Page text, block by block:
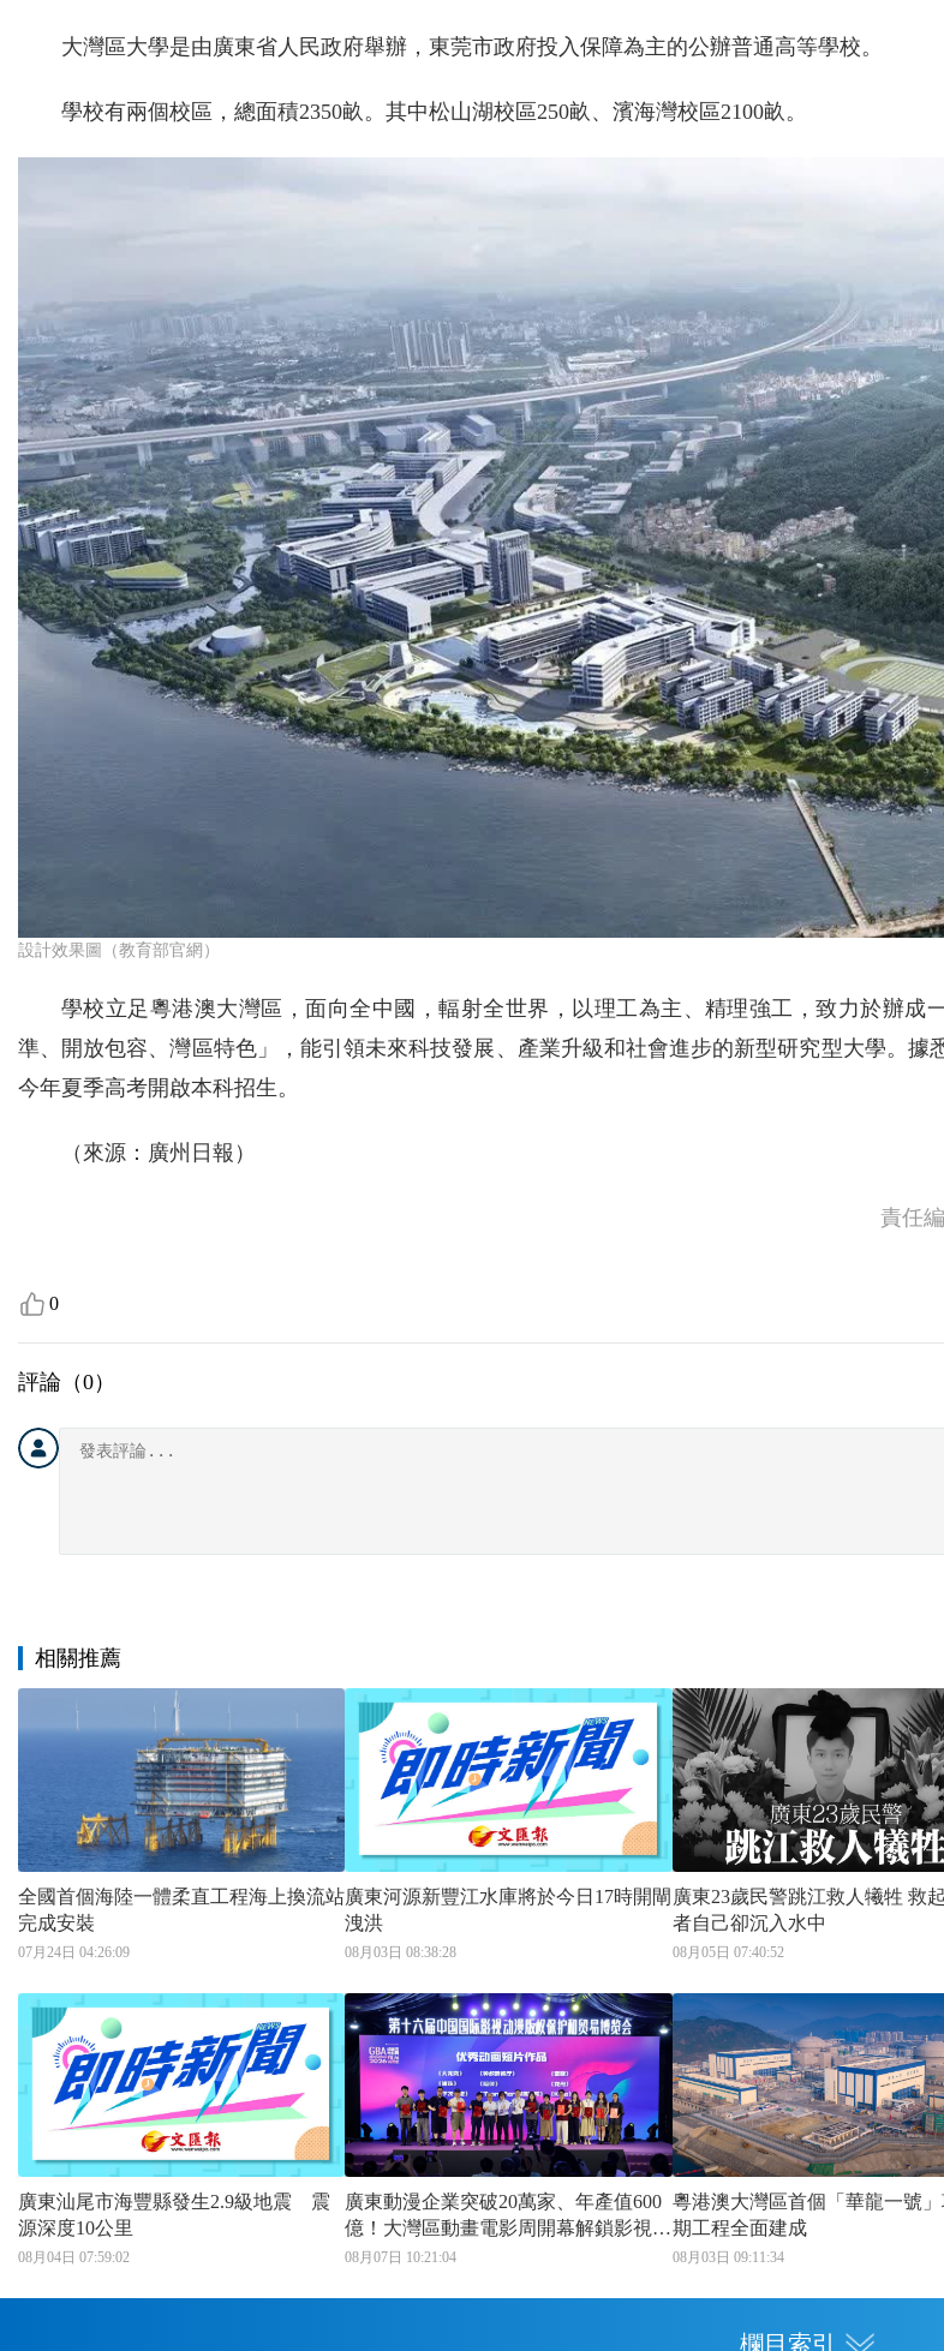
大灣區大學是由廣東省人民政府舉辦，東莞市政府投入保障為主的公辦普通高等學校。
學校有兩個校區，總面積2350畝。其中松山湖校區250畝、濱海灣校區2100畝。
設計效果圖（教育部官網）
學校立足粵港澳大灣區，面向全中國，輻射全世界，以理工為主、精理強工，致力於辦成
準、開放包容、灣區特色」，能引領未來科技發展、產業升級和社會進步的新型研究型大學。據
今年夏季高考開啟本科招生。
（來源：廣州日報）
責任
0
評論（0）
相關推薦
全國首個海陸一體柔直工程海上換流站
完成安裝
07月24日 04:26:09
廣東河源新豐江水庫將於今日17時開閘
洩洪
08月03日 08:38:28
廣東23歲民警跳江救人犧牲 救
者自己卻沉入水中
08月05日 07:40:52
廣東汕尾市海豐縣發生2.9級地震 震
源深度10公里
08月04日 07:59:02
廣東動漫企業突破20萬家、年產值600
億！大灣區動畫電影周開幕解鎖影視扶
持紅利
08月07日 10:21:04
粵港澳大灣區首個「華龍一號
期工程全面建成
08月03日 09:11:34
欄目索引